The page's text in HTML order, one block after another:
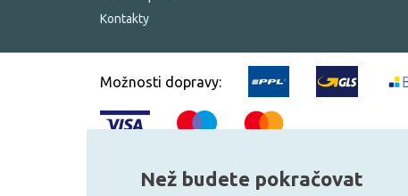
Kontakty
Možnosti dopravy:
© 2010–2026 Všechna práva vyhrazena.žárovky.cz
Než budete pokračovat